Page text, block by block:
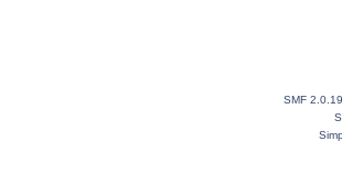
SMF 2.0.19